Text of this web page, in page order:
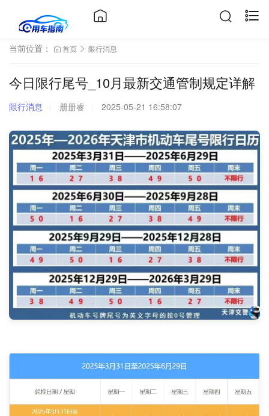
当前位置： 首页 限行消息
今日限行尾号_10月最新交通管制规定详解
限行消息 册册睿 2025-05-21 16:58:07